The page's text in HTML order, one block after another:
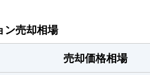
ン売却相場
売却価格相場